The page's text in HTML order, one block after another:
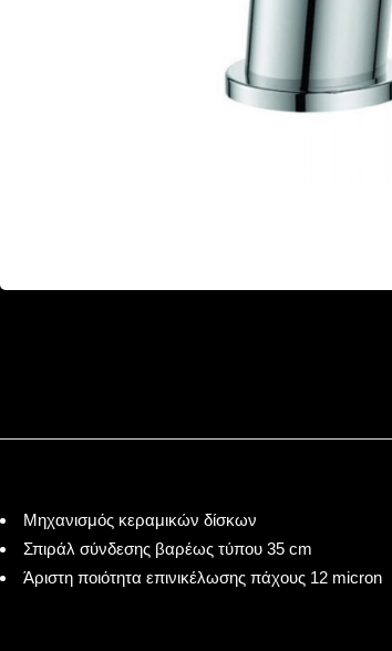
Μηχανισμός κεραμικών δίσκων
Σπιράλ σύνδεσης βαρέως τύπου 35 cm
Άριστη ποιότητα επινικέλωσης πάχους 12 micron